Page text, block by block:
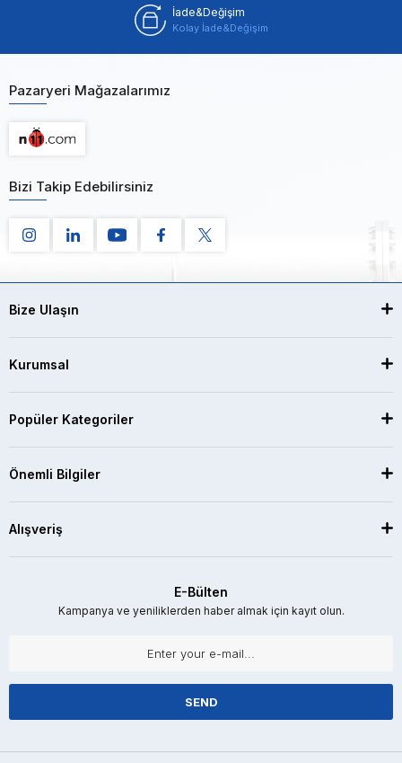
İade&Değişim
Kolay İade&Değişim
Pazaryeri Mağazalarımız
Bizi Takip Edebilirsiniz
Bize Ulaşın
Kurumsal
Popüler Kategoriler
Önemli Bilgiler
Alışveriş
E-Bülten
Kampanya ve yeniliklerden haber almak için kayıt olun.
SEND